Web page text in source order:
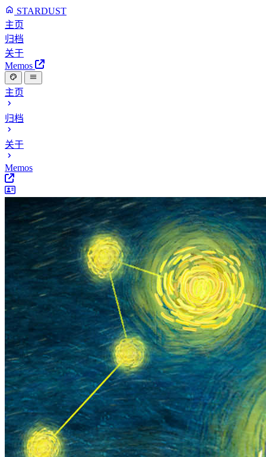
STARDUST
主页
归档
关于
Memos
主页
归档
关于
Memos